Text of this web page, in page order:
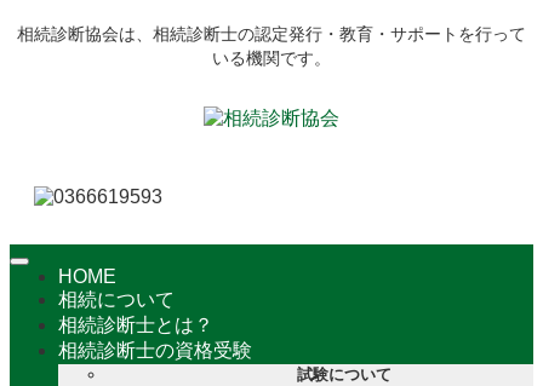
相続診断協会は、相続診断士の認定発行・教育・サポートを行って
いる機関です。
HOME
相続について
相続診断士とは？
相続診断士の資格受験
試験について